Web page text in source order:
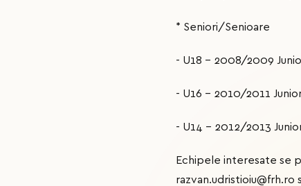
* Seniori/Senioare
- U18 - 2008/2009
- U16 - 2010/2011 Juniori
- U14 - 2012/2013 Juniori
Echipele interesate se
razvan.udristioiu@frh.ro